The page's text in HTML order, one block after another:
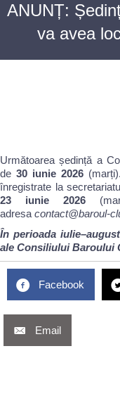
ANUNȚ:
va avea
Următoarea ședință a
de 30 iunie 2026
înregistrate la
23 iunie 2026
adresa contact@baroul-
În perioada
ale Consiliului Baroului
Facebook
Email